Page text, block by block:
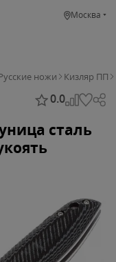
Москва
ножи Кизляр ПП
0.0
сталь